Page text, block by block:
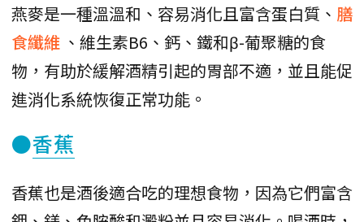
燕麥是一種溫溫和、容易消化且富含蛋白質、 膳
食纖維 、維生素B6、鈣、鐵和β-葡聚糖的食
物，有助於緩解酒精引起的胃部不適，並且能促
進消化系統恢復正常功能。
●香蕉
香蕉也是酒後適合吃的理想食物，因為它們富含